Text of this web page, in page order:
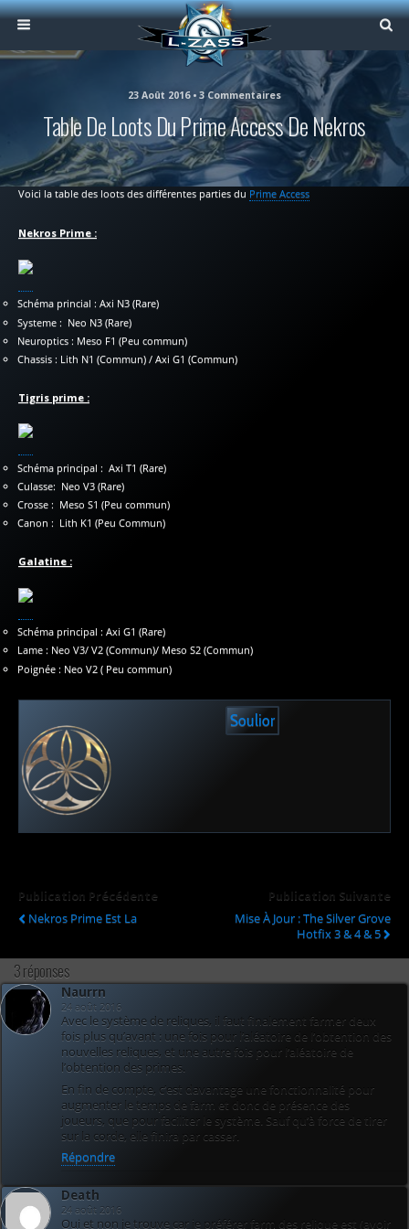
23 Août 2016 • 3 Commentaires
Table De Loots Du Prime Access De Nekros
Voici la table des loots des différentes parties du Prime Access
Nekros Prime :
Schéma princial : Axi N3 (Rare)
Systeme : Neo N3 (Rare)
Neuroptics : Meso F1 (Peu commun)
Chassis : Lith N1 (Commun) / Axi G1 (Commun)
Tigris prime :
Schéma principal : Axi T1 (Rare)
Culasse: Neo V3 (Rare)
Crosse : Meso S1 (Peu commun)
Canon : Lith K1 (Peu Commun)
Galatine :
Schéma principal : Axi G1 (Rare)
Lame : Neo V3/ V2 (Commun)/ Meso S2 (Commun)
Poignée : Neo V2 ( Peu commun)
Soulior
Publication Précédente
Nekros Prime Est La
Publication Suivante
Mise À Jour : The Silver Grove
Hotfix 3 & 4 & 5
3 réponses
Naurrn
24 août 2016
Avec le système de reliques, il faut finalement farmer deux
fois plus qu’avant : une fois pour l’aléatoire de l’obtention des
nouvelles reliques, et une autre fois pour l’aléatoire de
l’obtention des primes.
En fin de compte, c’est davantage une fonctionnalité pour
augmenter le temps de farm et donc de présence des
joueurs, que pour faciliter le système. Sauf qu’à force de tirer
sur la corde, elle finira par casser.
Répondre
Death
24 août 2016
Oui et non je trouve car je préférer farm des relique est (avoir